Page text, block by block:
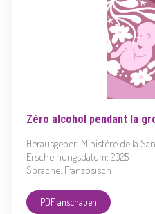
Zéro alcohol pendant la
Herausgeber: Ministère de la
Erscheinungsdatum: 2025
Sprache: Französisch
PDF anschauen